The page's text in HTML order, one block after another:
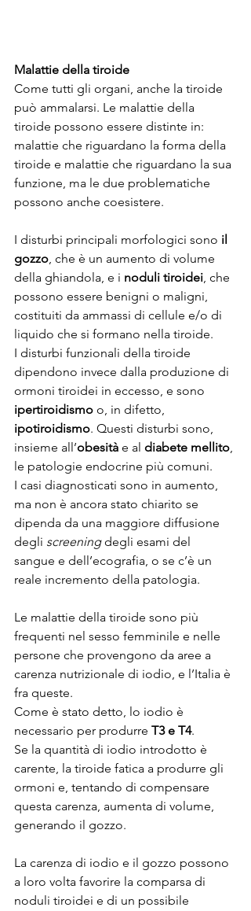
Malattie della tiroide
Come tutti gli organi, anche la tiroide
può ammalarsi. Le malattie della
tiroide possono essere distinte in:
malattie che riguardano la forma della
tiroide e malattie che riguardano la sua
funzione, ma le due problematiche
possono anche coesistere.
I disturbi principali morfologici sono il
gozzo, che è un aumento di volume
della ghiandola, e i noduli tiroidei, che
possono essere benigni o maligni,
costituiti da ammassi di cellule e/o di
liquido che si formano nella tiroide.
I disturbi funzionali della tiroide
dipendono invece dalla produzione di
ormoni tiroidei in eccesso, e sono
ipertiroidismo o, in difetto,
ipotiroidismo. Questi disturbi sono,
insieme all’obesità e al diabete mellito,
le patologie endocrine più comuni.
I casi diagnosticati sono in aumento,
ma non è ancora stato chiarito se
dipenda da una maggiore diffusione
degli screening degli esami del
sangue e dell’ecografia, o se c’è un
reale incremento della patologia.
Le malattie della tiroide sono più
frequenti nel sesso femminile e nelle
persone che provengono da aree a
carenza nutrizionale di iodio, e l’Italia è
fra queste.
Come è stato detto, lo iodio è
necessario per produrre T3 e T4.
Se la quantità di iodio introdotto è
carente, la tiroide fatica a produrre gli
ormoni e, tentando di compensare
questa carenza, aumenta di volume,
generando il gozzo.
La carenza di iodio e il gozzo possono
a loro volta favorire la comparsa di
noduli tiroidei e di un possibile